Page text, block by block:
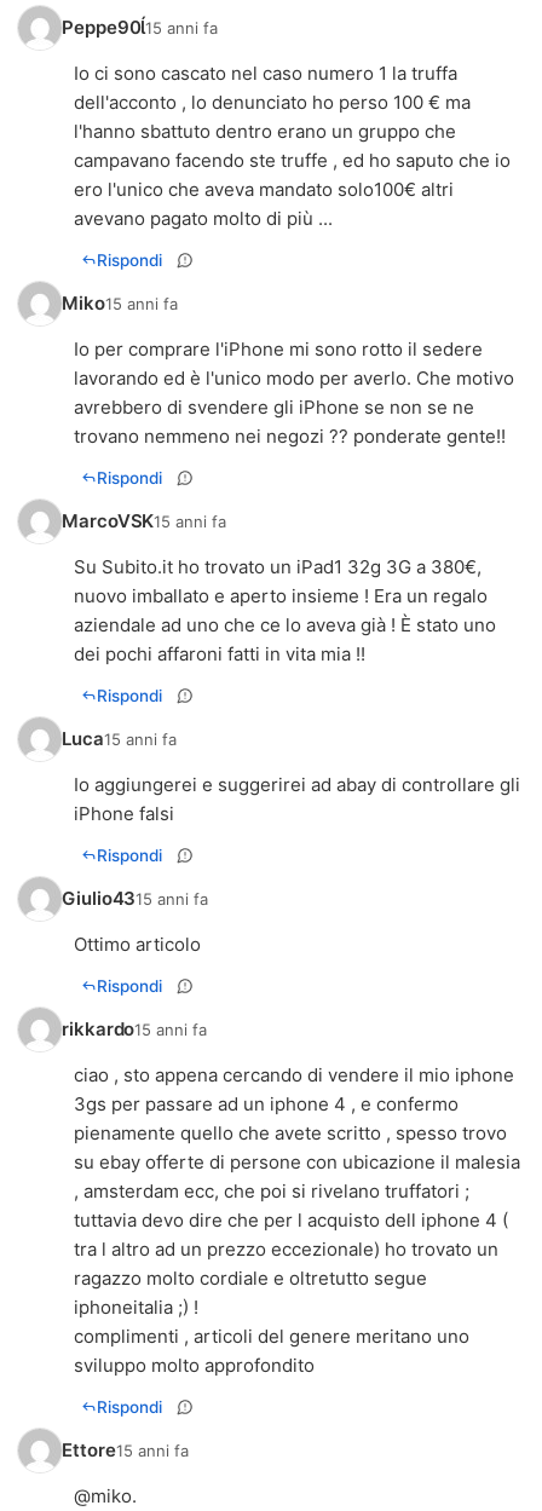
Peppe9015 anni fa
Io ci sono cascato nel caso numero 1 la truffa
dell'acconto , lo denunciato ho perso 100 € ma
l'hanno sbattuto dentro erano un gruppo che
campavano facendo ste truffe , ed ho saputo che io
ero l'unico che aveva mandato solo100€ altri
avevano pagato molto di più ...
Rispondi
Miko15 anni fa
Io per comprare l'iPhone mi sono rotto il sedere
lavorando ed è l'unico modo per averlo. Che motivo
avrebbero di svendere gli iPhone se non se ne
trovano nemmeno nei negozi ?? ponderate gente!!
Rispondi
MarcoVSK15 anni fa
Su Subito.it ho trovato un iPad1 32g 3G a 380€,
nuovo imballato e aperto insieme ! Era un regalo
aziendale ad uno che ce lo aveva già ! È stato uno
dei pochi affaroni fatti in vita mia !!
Rispondi
Luca15 anni fa
Io aggiungerei e suggerirei ad abay di controllare gli
iPhone falsi
Rispondi
Giulio4315 anni fa
Ottimo articolo
Rispondi
rikkardo15 anni fa
ciao , sto appena cercando di vendere il mio iphone
3gs per passare ad un iphone 4 , e confermo
pienamente quello che avete scritto , spesso trovo
su ebay offerte di persone con ubicazione il malesia
, amsterdam ecc, che poi si rivelano truffatori ;
tuttavia devo dire che per l acquisto dell iphone 4 (
tra l altro ad un prezzo eccezionale) ho trovato un
ragazzo molto cordiale e oltretutto segue
iphoneitalia ;) !
complimenti , articoli del genere meritano uno
sviluppo molto approfondito
Rispondi
Ettore15 anni fa
@miko.